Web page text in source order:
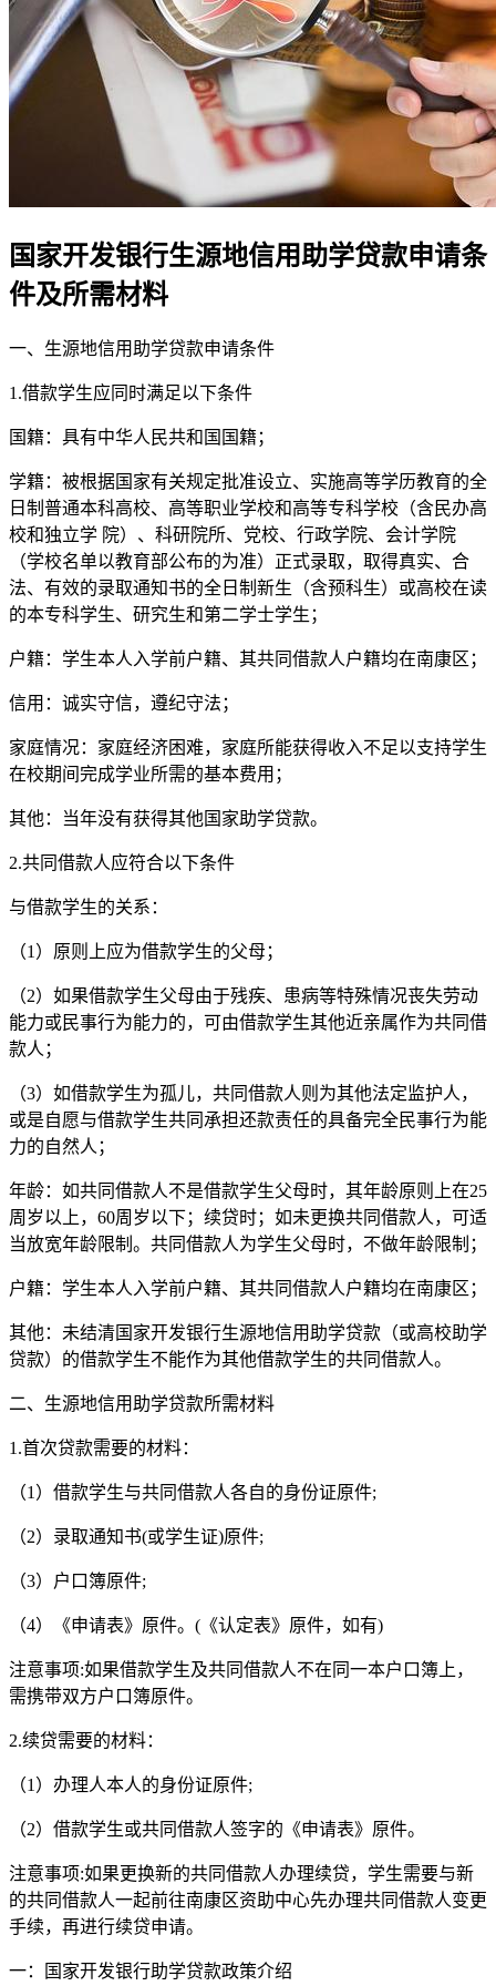
国家开发银行生源地信用助学贷款申请条
件及所需材料
一、生源地信用助学贷款申请条件
1.借款学生应同时满足以下条件
国籍：具有中华人民共和国国籍；
学籍：被根据国家有关规定批准设立、实施高等学历教育的全
日制普通本科高校、高等职业学校和高等专科学校（含民办高
校和独立学 院）、科研院所、党校、行政学院、会计学院
（学校名单以教育部公布的为准）正式录取，取得真实、合
法、有效的录取通知书的全日制新生（含预科生）或高校在读
的本专科学生、研究生和第二学士学生；
户籍：学生本人入学前户籍、其共同借款人户籍均在南康区；
信用：诚实守信，遵纪守法；
家庭情况：家庭经济困难，家庭所能获得收入不足以支持学生
在校期间完成学业所需的基本费用；
其他：当年没有获得其他国家助学贷款。
2.共同借款人应符合以下条件
与借款学生的关系：
（1）原则上应为借款学生的父母；
（2）如果借款学生父母由于残疾、患病等特殊情况丧失劳动
能力或民事行为能力的，可由借款学生其他近亲属作为共同借
款人；
（3）如借款学生为孤儿，共同借款人则为其他法定监护人，
或是自愿与借款学生共同承担还款责任的具备完全民事行为能
力的自然人；
年龄：如共同借款人不是借款学生父母时，其年龄原则上在25
周岁以上，60周岁以下；续贷时；如未更换共同借款人，可适
当放宽年龄限制。共同借款人为学生父母时，不做年龄限制；
户籍：学生本人入学前户籍、其共同借款人户籍均在南康区；
其他：未结清国家开发银行生源地信用助学贷款（或高校助学
贷款）的借款学生不能作为其他借款学生的共同借款人。
二、生源地信用助学贷款所需材料
1.首次贷款需要的材料：
（1）借款学生与共同借款人各自的身份证原件;
（2）录取通知书(或学生证)原件;
（3）户口簿原件;
（4）《申请表》原件。(《认定表》原件，如有)
注意事项:如果借款学生及共同借款人不在同一本户口簿上，
需携带双方户口簿原件。
2.续贷需要的材料：
（1）办理人本人的身份证原件;
（2）借款学生或共同借款人签字的《申请表》原件。
注意事项:如果更换新的共同借款人办理续贷，学生需要与新
的共同借款人一起前往南康区资助中心先办理共同借款人变更
手续，再进行续贷申请。
一：国家开发银行助学贷款政策介绍